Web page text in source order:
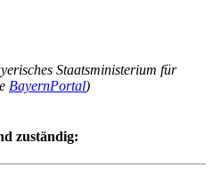
Staatsministerium für
BayernPortal)
zuständig: